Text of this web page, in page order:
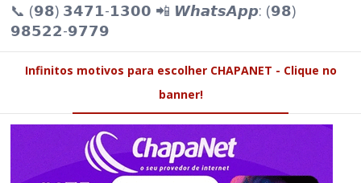
📞 (𝟵𝟴) 𝟯𝟰𝟳𝟭-𝟭𝟯𝟬𝟬 📲 𝙒𝙝𝙖𝙩𝙨𝘼𝙥𝙥: (𝟵𝟴)
𝟵𝟴𝟱𝟮𝟮-𝟵𝟳𝟳𝟵
Infinitos motivos para escolher CHAPANET - Clique no
banner!